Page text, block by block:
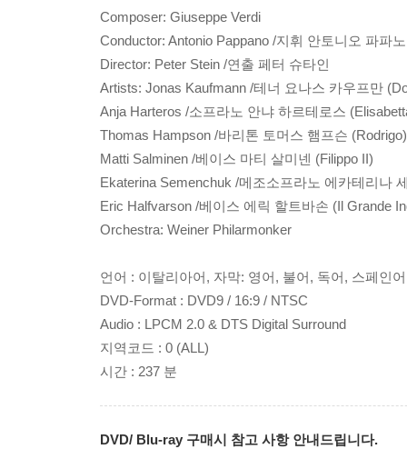
Composer: Giuseppe Verdi
Conductor: Antonio Pappano /지휘 안토니오 파파노
Director: Peter Stein /연출 페터 슈타인
Artists: Jonas Kaufmann /테너 요나스 카우프만
Anja Harteros /소프라노 안냐 하르테로스
Thomas Hampson /바리톤 토머스 햄프슨 (Rodrigo)
Matti Salminen /베이스 마티 살미넨 (Filippo II)
Ekaterina Semenchuk /메조소프라노 에카테리나
Eric Halfvarson /베이스 에릭 할트바손 (Il Grande
Orchestra: Weiner Philarmonker
언어 : 이탈리아어, 자막: 영어, 불어, 독어, 스페인
DVD-Format : DVD9 / 16:9 / NTSC
Audio : LPCM 2.0 & DTS Digital Surround
지역코드 : 0 (ALL)
시간 : 237 분
DVD/ Blu-ray 구매시 참고 사항 안내드립니다.